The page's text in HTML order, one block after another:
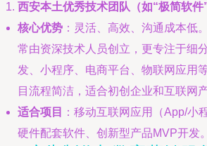
西安本土优秀技术团队（如“极简软件
核心优势 ：灵活、高效、沟通成本低
常由资深技术人员创立，更专注于细
发、小程序、电商平台、物联网应用
目流程简洁，适合初创企业和互联网
适合项目
：移动互联网应用（App/小
硬件配套软件、创新型产品MVP开发。